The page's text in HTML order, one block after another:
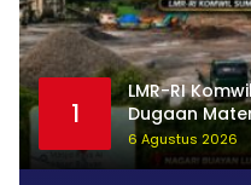
1
LMR-RI
Dugaan
Dugaan
Diselidiki
6 Agustus 2026